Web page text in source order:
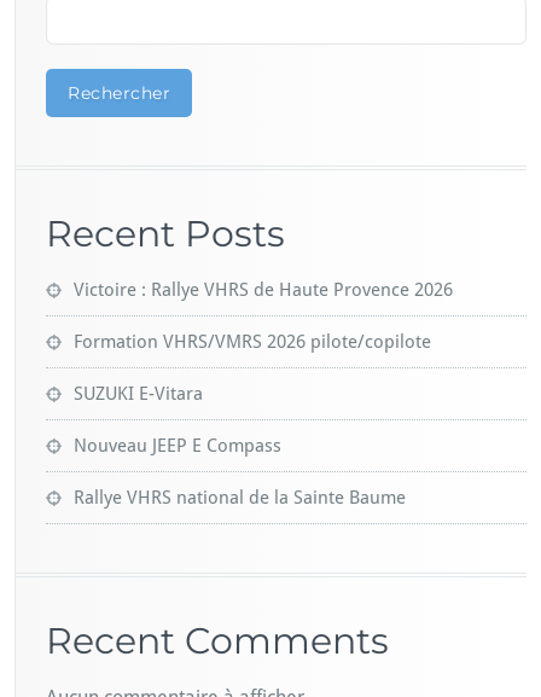
Rechercher
Recent Posts
Victoire : Rallye VHRS de Haute Provence 2026
Formation VHRS/VMRS 2026 pilote/copilote
SUZUKI E-Vitara
Nouveau JEEP E Compass
Rallye VHRS national de la Sainte Baume
Recent Comments